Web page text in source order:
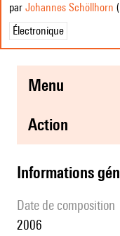
par Johannes Schöllhorn
Électronique
menu
action
informations
date de composition
2006